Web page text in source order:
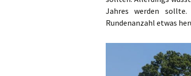
Jahres werden
Rundenanzahl etwas